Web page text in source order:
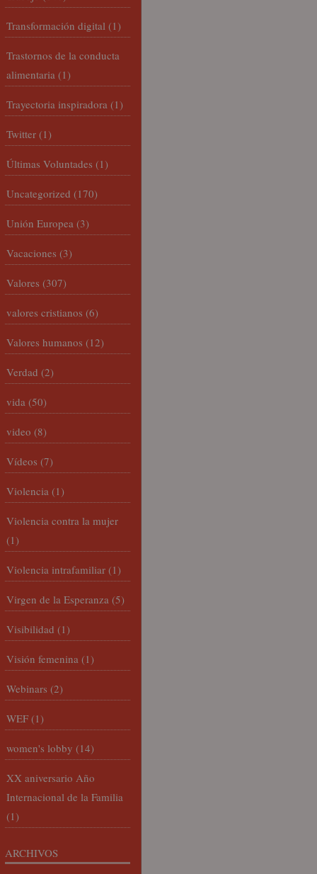
Transformación digital (1)
Trastornos de la conducta
alimentaria (1)
Trayectoria inspiradora (1)
Twitter (1)
Últimas Voluntades (1)
Uncategorized (170)
Unión Europea (3)
Vacaciones (3)
Valores (307)
valores cristianos (6)
Valores humanos (12)
Verdad (2)
vida (50)
video (8)
Vídeos (7)
Violencia (1)
Violencia contra la mujer
(1)
Violencia intrafamiliar (1)
Virgen de la Esperanza (5)
Visibilidad (1)
Visión femenina (1)
Webinars (2)
WEF (1)
women's lobby (14)
XX aniversario Año
Internacional de la Familia
(1)
ARCHIVOS